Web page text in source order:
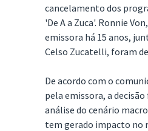
cancelamento dos
'De A a Zuca'. Ronnie
emissora há 15 anos,
Celso Zucatelli, foram
De acordo com o
pela emissora, a decisão
análise do cenário
tem gerado impacto no